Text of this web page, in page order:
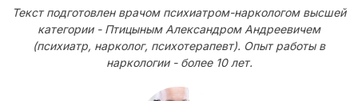
Текст подготовлен врачом психиатром-наркологом высшей
категории - Птицыным Александром Андреевичем
(психиатр, нарколог, психотерапевт). Опыт работы в
наркологии - более 10 лет.